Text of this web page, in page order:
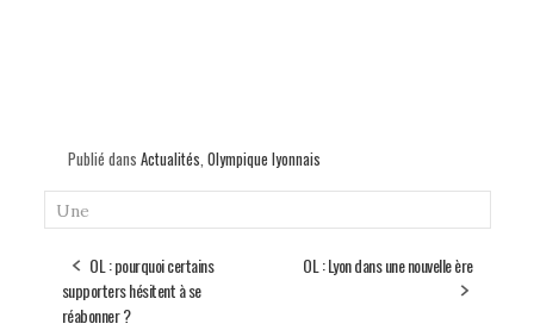
Publié dans Actualités, Olympique lyonnais
Une
OL : pourquoi certains
supporters hésitent à se
réabonner ?
OL : Lyon dans une nouvelle ère